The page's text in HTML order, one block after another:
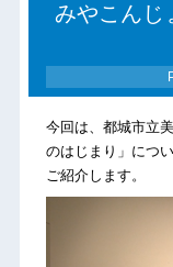
みやこんじ
今回は、都城市立
のはじまり」につ
ご紹介します。